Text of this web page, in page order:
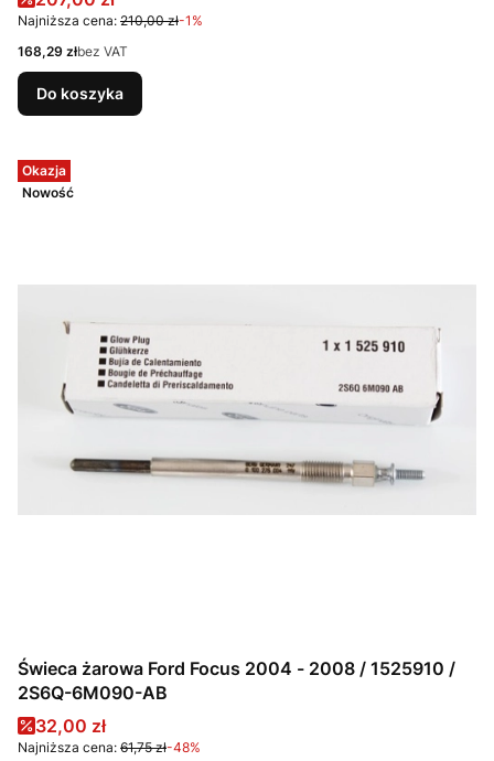
Najniższa cena: 210,00 zł-1%
Cena
168,29 złbez VAT
Do koszyka
Okazja
Nowość
Świeca żarowa Ford Focus 2004 - 2008 / 1525910 /
2S6Q-6M090-AB
Cena promocyjna
32,00 zł
Najniższa cena: 61,75 zł-48%